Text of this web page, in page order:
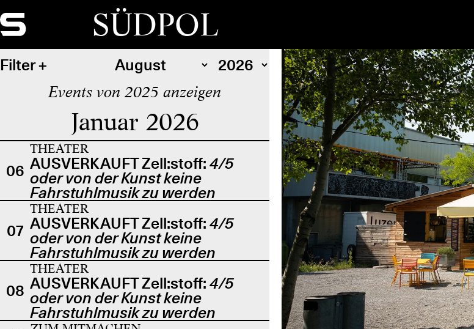
SÜDPOL
Filter
Events von 2025 anzeigen
Januar 2026
06
THEATER
AUSVERKAUFT Zell:stoff: 4/5
oder von der Kunst keine
Fahrstuhlmusik zu werden
07
THEATER
AUSVERKAUFT Zell:stoff: 4/5
oder von der Kunst keine
Fahrstuhlmusik zu werden
08
THEATER
AUSVERKAUFT Zell:stoff: 4/5
oder von der Kunst keine
Fahrstuhlmusik zu werden